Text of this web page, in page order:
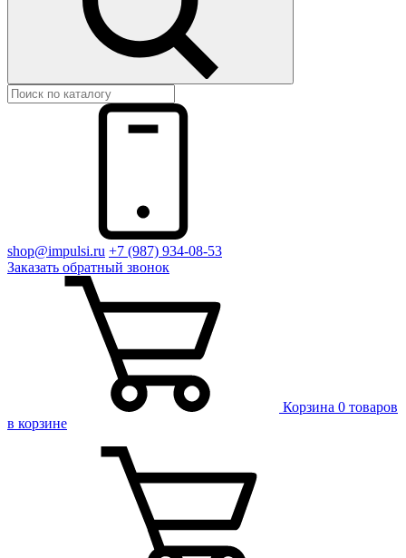
shop@impulsi.ru +7 (987) 934-08-53
Заказать обратный звонок
Корзина 0 товаров
в корзине